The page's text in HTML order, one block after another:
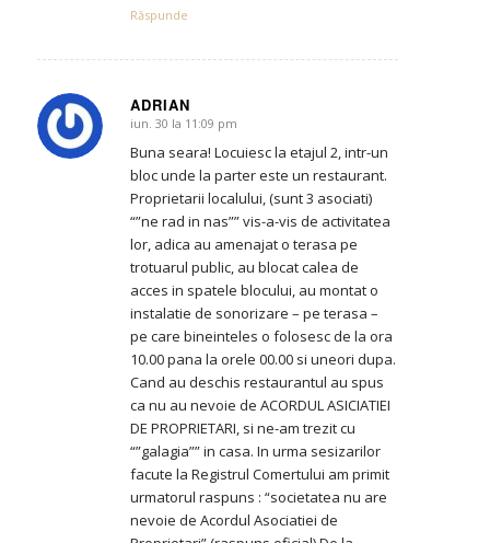
Răspunde
ADRIAN
says:
iun. 30 la 11:09 pm
Buna seara! Locuiesc la etajul 2, intr-un
bloc unde la parter este un restaurant.
Proprietarii localului, (sunt 3 asociati)
“”ne rad in nas”” vis-a-vis de activitatea
lor, adica au amenajat o terasa pe
trotuarul public, au blocat calea de
acces in spatele blocului, au montat o
instalatie de sonorizare – pe terasa –
pe care bineinteles o folosesc de la ora
10.00 pana la orele 00.00 si uneori dupa.
Cand au deschis restaurantul au spus
ca nu au nevoie de ACORDUL ASICIATIEI
DE PROPRIETARI, si ne-am trezit cu
“”galagia”” in casa. In urma sesizarilor
facute la Registrul Comertului am primit
urmatorul raspuns : “societatea nu are
nevoie de Acordul Asociatiei de